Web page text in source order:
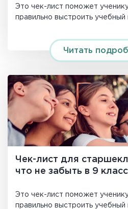
Это чек-лист поможет ученику
правильно выстроить учебный
Читать
Чек-лист для
что не забыть в 9
Это чек-лист поможет
правильно выстроить учебный